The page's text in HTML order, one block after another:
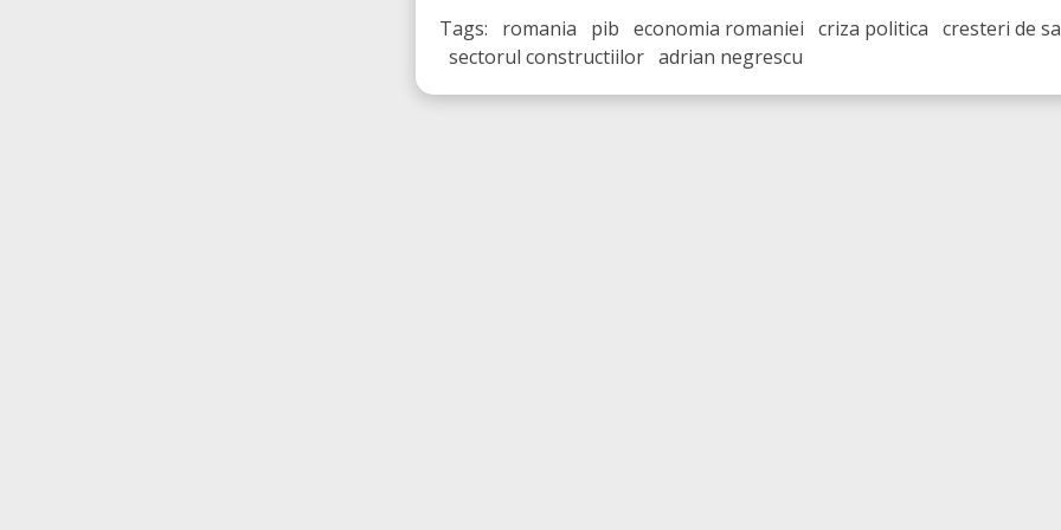
Tags: romania pib economia romaniei criza politica cresteri de
sectorul constructiilor adrian negrescu